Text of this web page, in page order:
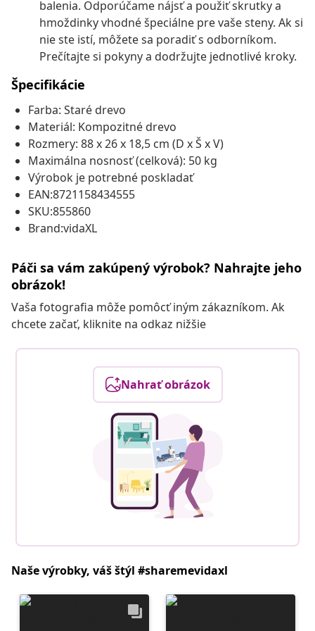
balenia. Odporúčame nájsť a použiť skrutky a
hmoždinky vhodné špeciálne pre vaše steny. Ak si
nie ste istí, môžete sa poradiť s odborníkom.
Prečítajte si pokyny a dodržujte jednotlivé kroky.
Špecifikácie
Farba: Staré drevo
Materiál: Kompozitné drevo
Rozmery: 88 x 26 x 18,5 cm (D x Š x V)
Maximálna nosnosť (celková): 50 kg
Výrobok je potrebné poskladať
EAN:8721158434555
SKU:855860
Brand:vidaXL
Páči sa vám zakúpený výrobok? Nahrajte jeho
obrázok!
Vaša fotografia môže pomôcť iným zákazníkom. Ak
chcete začať, kliknite na odkaz nižšie
Nahrať obrázok
Naše výrobky, váš štýl #sharemevidaxl